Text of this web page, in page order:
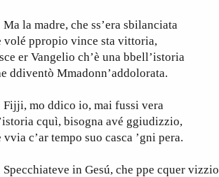
la madre, che ss’era sbilanciata
volé ppropio vince sta vittoria,
er Vangelio ch’è una bbell’istoria
ddiventò Mmadonn’addolorata.
mo ddico io, mai fussi vera
cquì, bisogna avé ggiudizzio,
vvia c’ar tempo suo casca ’gni pera.
in Gesú, che ppe cquer vizzio